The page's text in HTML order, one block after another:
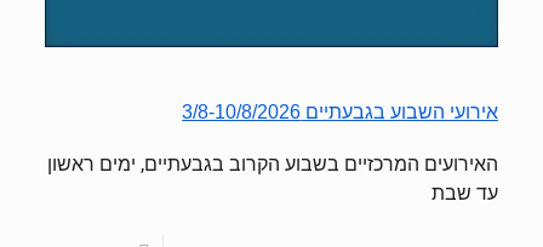
אירועי השבוע בגבעתיים 3/8-10/8/2026
האירועים המרכזיים בשבוע הקרוב בגבעתיים, ימים ראשון
עד שבת